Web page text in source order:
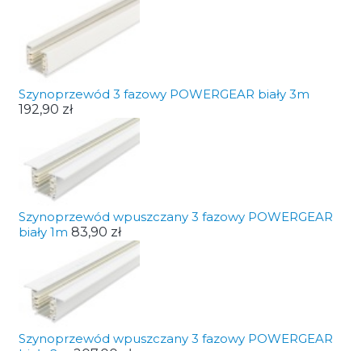
Szynoprzewód 3 fazowy POWERGEAR biały 3m
192,90 zł
Szynoprzewód wpuszczany 3 fazowy POWERGEAR
biały 1m 83,90 zł
Szynoprzewód wpuszczany 3 fazowy POWERGEAR